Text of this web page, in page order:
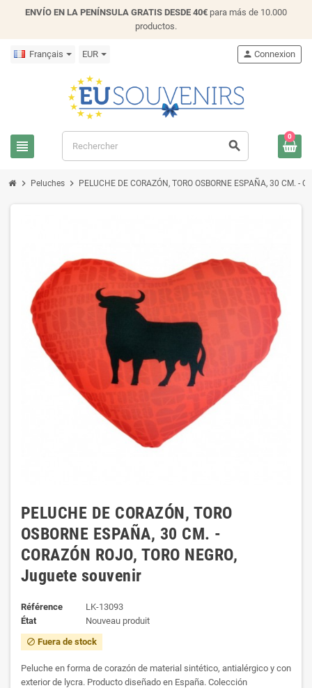
ENVÍO EN LA PENÍNSULA GRATIS DESDE 40€ para más de 10.000
productos.
Français EUR
view_headline search
person Connexion
0
chevron_right Peluches chevron_right PELUCHE DE CORAZÓN, TORO OSBORNE ESPAÑA, 30 CM. -
PELUCHE DE CORAZÓN, TORO
OSBORNE ESPAÑA, 30 CM. -
CORAZÓN ROJO, TORO NEGRO,
Juguete souvenir
Référence
LK-13093
État
Nouveau produit
block Fuera de stock
Peluche en forma de corazón de material sintético, antialérgico y con
exterior de lycra. Producto diseñado en España. Colección